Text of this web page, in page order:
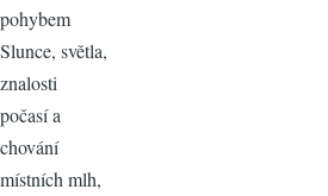
pohybem
Slunce, světla,
znalosti
počasí a
chování
místních mlh,